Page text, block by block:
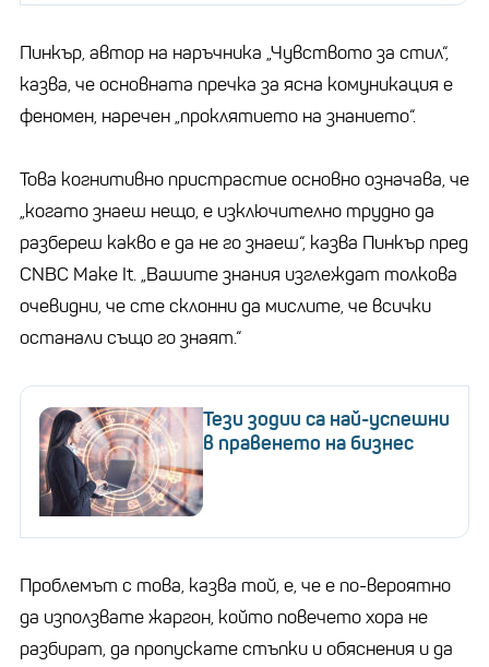
Пинкър, автор на наръчника „Чувството за стил“,
казва, че основната пречка за ясна комуникация е
феномен, наречен „проклятието на знанието“.
Това когнитивно пристрастие основно означава, че
„когато знаеш нещо, е изключително трудно да
разбереш какво е да не го знаеш“, казва Пинкър пред
CNBC Make It. „Вашите знания изглеждат толкова
очевидни, че сте склонни да мислите, че всички
останали също го знаят.“
Тези зодии са най-успешни
в правенето на бизнес
Проблемът с това, казва той, е, че е по-вероятно
да използвате жаргон, който повечето хора не
разбират, да пропускате стъпки и обяснения и да